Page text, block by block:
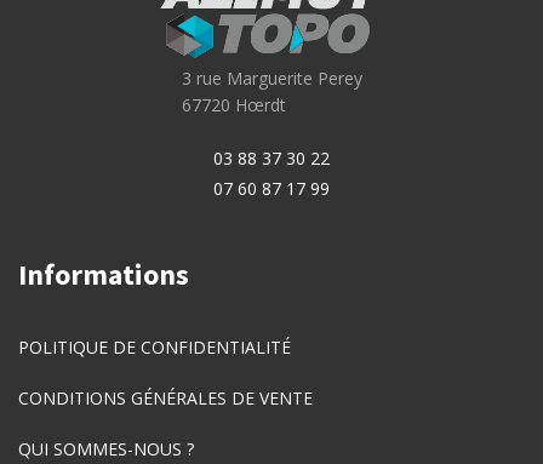
3 rue Marguerite Perey
67720 Hœrdt
03 88 37 30 22
07 60 87 17 99
Informations
POLITIQUE DE CONFIDENTIALITÉ
CONDITIONS GÉNÉRALES DE VENTE
QUI SOMMES-NOUS ?